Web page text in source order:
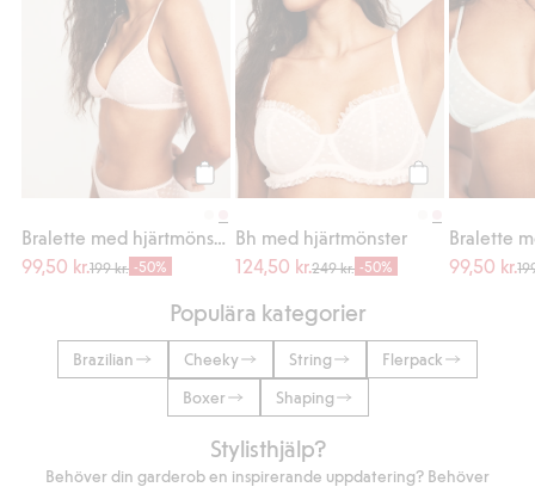
Köp
99,50 kr.199 kr. -50%
Köp
Bh med hjärtmönster
124,50 kr.249 kr. -50% 99,50 kr.
Populära kategorier
Brazilian Cheeky String
Flerpack
Boxer
Shaping
Stylisthjälp?
Behöver din garderob en inspirerande uppdatering? Behöver